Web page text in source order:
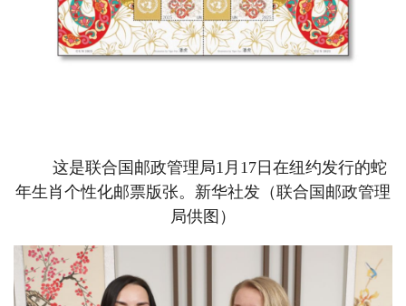
这是联合国邮政管理局1月17日在纽约发行的蛇
年生肖个性化邮票版张。新华社发（联合国邮政管理
局供图）